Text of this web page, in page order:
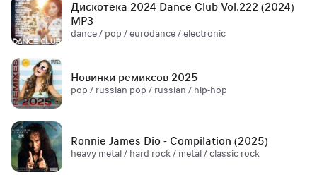
Дискотека 2024 Dance Club Vol.222 (2024)
MP3
dance / pop / eurodance / electronic
Новинки ремиксов 2025
pop / russian pop / russian / hip-hop
Ronnie James Dio - Compilation (2025)
heavy metal / hard rock / metal / classic rock